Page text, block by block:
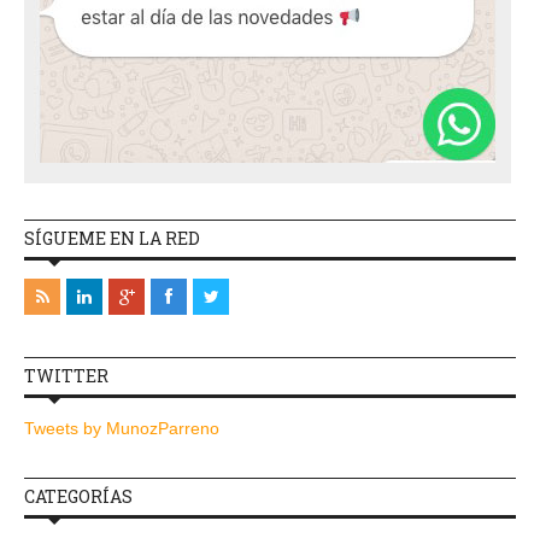
SÍGUEME EN LA RED
TWITTER
Tweets by MunozParreno
CATEGORÍAS